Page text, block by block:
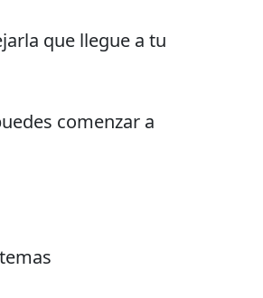
que llegue a tu
comenzar a